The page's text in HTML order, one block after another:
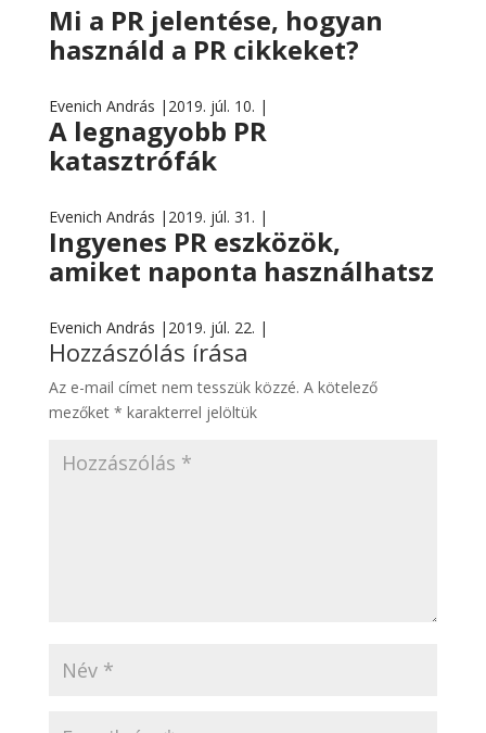
Mi a PR jelentése, hogyan
használd a PR cikkeket?
Evenich András | 2019. júl. 10. |
A legnagyobb PR
katasztrófák
Evenich András | 2019. júl. 31. |
Ingyenes PR eszközök,
amiket naponta használhatsz
Evenich András | 2019. júl. 22. |
Hozzászólás írása
Az e-mail címet nem tesszük közzé. A kötelező
mezőket * karakterrel jelöltük